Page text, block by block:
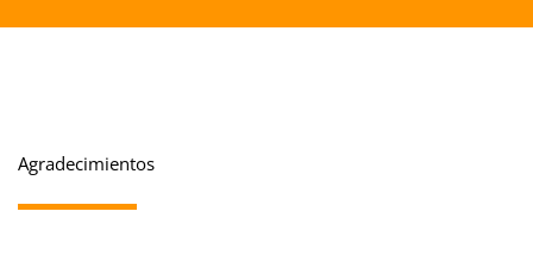
Agradecimientos